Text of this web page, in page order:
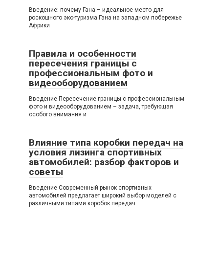
Введение: почему Гана – идеальное место для
роскошного эко-туризма Гана на западном побережье
Африки
Правила и особенности
пересечения границы с
профессиональным фото и
видеооборудованием
Введение Пересечение границы с профессиональным
фото и видеооборудованием – задача, требующая
особого внимания и
Влияние типа коробки передач на
условия лизинга спортивных
автомобилей: разбор факторов и
советы
Введение Современный рынок спортивных
автомобилей предлагает широкий выбор моделей с
различными типами коробок передач.